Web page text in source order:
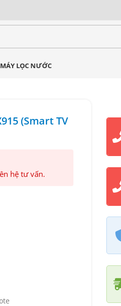
MÁY LỌC NƯỚC
(Smart TV
hệ tư vấn.